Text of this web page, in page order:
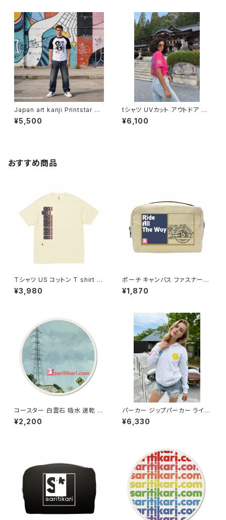
ンダー ウェア カットソー 個性
人気 定番 重ね着 和風 soul o
utfit worldwide shipping 三
つ盛り文銭 家紋
ンダー ウェア カットソー 個性
人気 定番 重ね着 和風 soul o
utfit worldwide shipping 俠
侠気
Japan art kanji Printstar ヘ
ビーウェイト Tシャツ 半袖 T s
hirt オリジナル デザイン アメリ
utfit worldwide shipping 助
¥5,500
tシャツ UVカット アウトドア オ
ーバーサイズ United Athle 4.
7oz ドライシルキータッチ 半袖
¥6,100
おすすめ商品
Tシャツ US コットン T shirt オ
リジナル デザイン アメリカンス
タイル バイク ワンオフ カジュア
merican casual original har
ley シンプル アメリカ国旗 縦
¥3,980
ポーチ キャンバス ファスナーポ
ーチ 底 マチ付き ナチュラル オ
リジナル 巾着 プリント バッグ
ハミガキ 万能 充電器 整理整頓
小物入れ バイク オートバイ ハ
ーレー
¥1,870
コースター 白雲石 吸水 速乾 ド
ロマイト グラス アイスコーヒー
saritikari cafe 標識2
¥2,200
パーカー ジップパーカー ライト
パイル オリジナル デザイン アメ
リカンスタイル アメカジ バイク
着 Printstar saritikari Ameri
can casual original シンプル
ニコ 68 nicetry
¥6,330